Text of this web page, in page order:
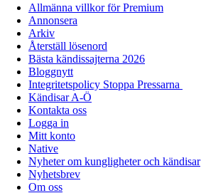
Allmänna villkor för Premium
Annonsera
Arkiv
Återställ lösenord
Bästa kändissajterna 2026
Bloggnytt
Integritetspolicy Stoppa Pressarna
Kändisar A-Ö
Kontakta oss
Logga in
Mitt konto
Native
Nyheter om kungligheter och kändisar
Nyhetsbrev
Om oss